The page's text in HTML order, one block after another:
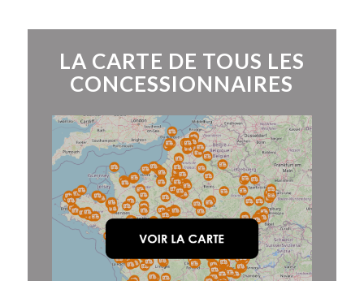
LA CARTE DE TOUS LES
CONCESSIONNAIRES